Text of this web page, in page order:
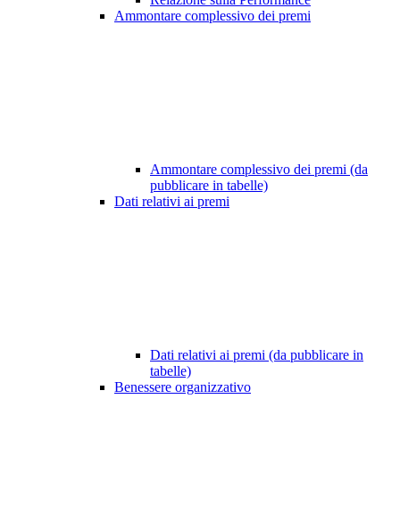
Ammontare complessivo dei premi
Ammontare complessivo dei premi (da
pubblicare in tabelle)
Dati relativi ai premi
Dati relativi ai premi (da pubblicare in
tabelle)
Benessere organizzativo